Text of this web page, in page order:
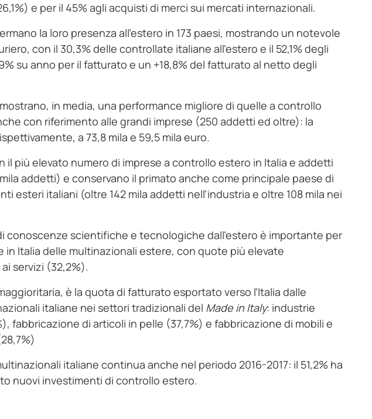
e per il 45% agli acquisti di merci sui mercati internazionali.
la loro presenza all’estero in 173 paesi, mostrando un notevole
con il 30,3% delle controllate italiane all’estero e il 52,1% degli
su anno per il fatturato e un +18,8% del fatturato al netto degli
in media, una performance migliore di quelle a controllo
con riferimento alle grandi imprese (250 addetti ed oltre): la
a 73,8 mila e 59,5 mila euro.
il più elevato numero di imprese a controllo estero in Italia e addetti
addetti) e conservano il primato anche come principale paese di
esteri italiani (oltre 142 mila addetti nell’industria e oltre 108 mila nei
conoscenze scientifiche e tecnologiche dall’estero è importante per
Italia delle multinazionali estere, con quote più elevate
servizi (32,2%).
è la quota di fatturato esportato verso l’Italia dalle
italiane nei settori tradizionali del Made in Italy: industrie
fabbricazione di articoli in pelle (37,7%) e fabbricazione di mobili e
italiane continua anche nel periodo 2016-2017: il 51,2% ha
nuovi investimenti di controllo estero.